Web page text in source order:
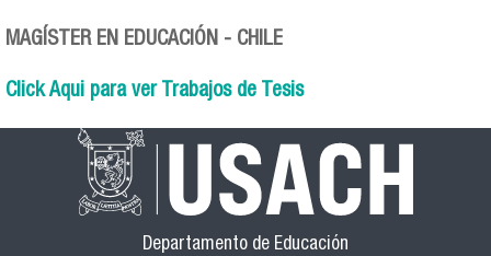
MAGÍSTER EN EDUCACIÓN - CHILE
Click Aqui para ver Trabajos de Tesis
Departamento de Educación